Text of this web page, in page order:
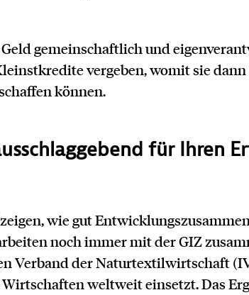
gemeinschaftlich und
vergeben, womit sie
können.
für Ihren
wie gut
noch immer mit der GIZ
Verband der Naturtextilwirtschaft
weltweit einsetzt. Das